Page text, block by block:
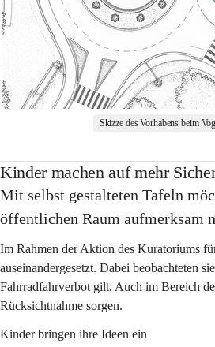
Skizze des Vorhabens beim
Kinder machen auf mehr
Mit selbst gestalteten Tafeln
öffentlichen Raum aufmerksam
Im Rahmen der Aktion des Kuratoriums
auseinandergesetzt. Dabei beobachteten
Fahrradfahrverbot gilt. Auch im Bereich
Rücksichtnahme sorgen.
Kinder bringen ihre Ideen ein